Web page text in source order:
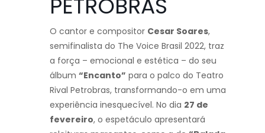
O cantor e compositor Cesar Soares,
semifinalista do The Voice Brasil 2022, traz
a força – emocional e estética – do seu
álbum “Encanto” para o palco do Teatro
Rival Petrobras, transformando-o em uma
experiência inesquecível. No dia 27 de
fevereiro, o espetáculo apresentará